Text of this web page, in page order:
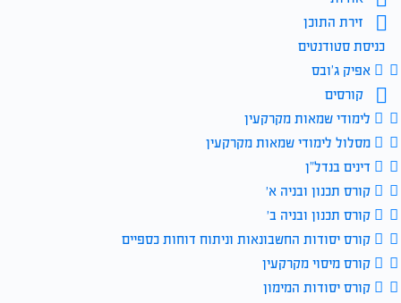
זירת התוכן
כניסת סטודנטים
אפיק ג’ובס
קורסים
לימודי שמאות מקרקעין
מסלול לימודי שמאות מקרקעין
דינים בנדל”ן
קורס תכנון ובניה א׳
קורס תכנון ובניה ב׳
קורס יסודות החשבונאות וניתוח דוחות כספיים
קורס מיסוי מקרקעין
קורס יסודות המימון